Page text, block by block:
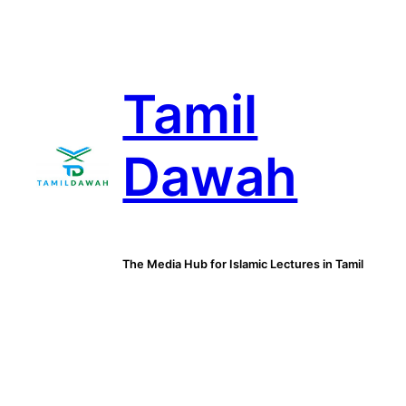
Tamil
Dawah
The Media Hub for Islamic Lectures in Tamil